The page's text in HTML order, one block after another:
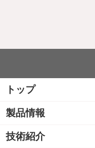
トップ
製品情報
技術紹介